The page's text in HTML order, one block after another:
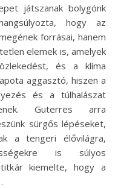
játszanak bolygónk
hogy az
forrásai, hanem
elemek is, amelyek
és a klíma
aggasztó, hiszen a
és a túlhalászat
Guterres arra
sürgős lépéseket,
a tengeri élővilágra,
is súlyos
kiemelte, hogy a